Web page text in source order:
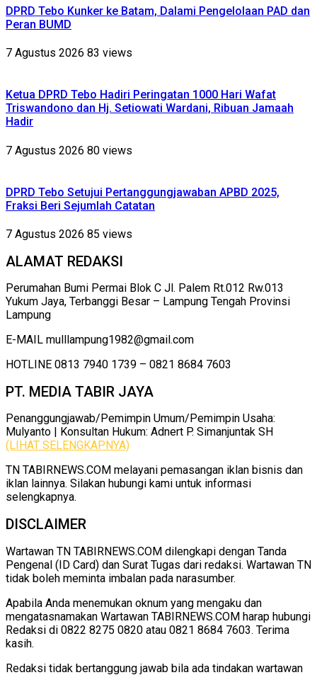
DPRD Tebo Kunker ke Batam, Dalami Pengelolaan PAD dan
Peran BUMD
7 Agustus 2026 83 views
Ketua DPRD Tebo Hadiri Peringatan 1000 Hari Wafat
Triswandono dan Hj. Setiowati Wardani, Ribuan Jamaah
Hadir
7 Agustus 2026 80 views
DPRD Tebo Setujui Pertanggungjawaban APBD 2025,
Fraksi Beri Sejumlah Catatan
7 Agustus 2026 85 views
ALAMAT REDAKSI
Perumahan Bumi Permai Blok C Jl. Palem Rt.012 Rw.013
Yukum Jaya, Terbanggi Besar – Lampung Tengah Provinsi
Lampung
E-MAIL mulllampung1982@gmail.com
HOTLINE 0813 7940 1739 – 0821 8684 7603
PT. MEDIA TABIR JAYA
Penanggungjawab/Pemimpin Umum/Pemimpin Usaha:
Mulyanto | Konsultan Hukum: Adnert P. Simanjuntak SH
(LIHAT SELENGKAPNYA)
TN TABIRNEWS.COM melayani pemasangan iklan bisnis dan
iklan lainnya. Silakan hubungi kami untuk informasi
selengkapnya.
DISCLAIMER
Wartawan TN TABIRNEWS.COM dilengkapi dengan Tanda
Pengenal (ID Card) dan Surat Tugas dari redaksi. Wartawan TN
tidak boleh meminta imbalan pada narasumber.
Apabila Anda menemukan oknum yang mengaku dan
mengatasnamakan Wartawan TABIRNEWS.COM harap hubungi
Redaksi di 0822 8275 0820 atau 0821 8684 7603. Terima
kasih.
Redaksi tidak bertanggung jawab bila ada tindakan wartawan